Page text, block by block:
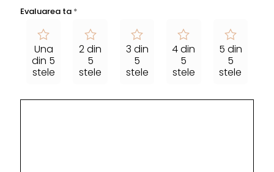
Evaluarea ta *
Una
din 5
stele
2 din
5
stele
3 din
5
stele
4 din
5
stele
5 din
5
stele